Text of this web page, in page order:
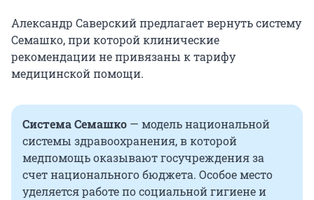
Александр Саверский предлагает вернуть систему
Семашко, при которой клинические
рекомендации не привязаны к тарифу
медицинской помощи.
Система Семашко — модель национальной
системы здравоохранения, в которой
медпомощь оказывают госучреждения за
счет национального бюджета. Особое место
уделяется работе по социальной гигиене и